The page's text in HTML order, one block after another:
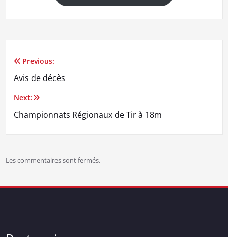
Navigation
de
l’article
Previous:
Avis de décès
Next:
Championnats Régionaux de Tir à 18m
Les commentaires sont fermés.